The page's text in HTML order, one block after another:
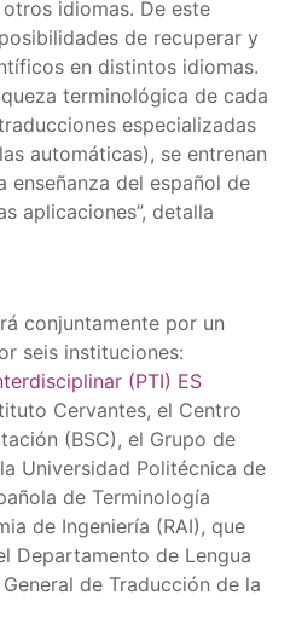
idiomas. De este
de recuperar y
en distintos idiomas.
terminológica de cada
especializadas
automáticas), se entrenan
enseñanza del español de
aplicaciones”, detalla
conjuntamente por un
seis instituciones:
(PTI) ES
Cervantes, el Centro
(BSC), el Grupo de
Universidad Politécnica de
de Terminología
de Ingeniería (RAI), que
Departamento de Lengua
de Traducción de la